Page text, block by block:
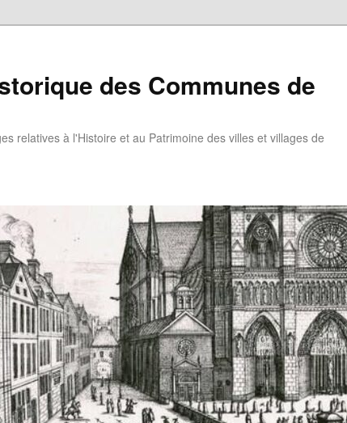
des Communes de
relatives à l'Histoire et au Patrimoine des villes et villages de